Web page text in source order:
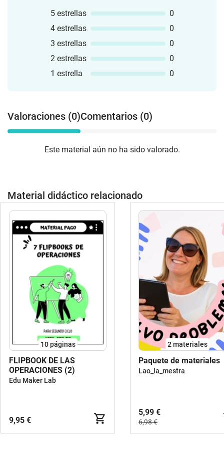
5 estrellas
0
4 estrellas
0
3 estrellas
0
2 estrellas
0
1 estrella
0
Valoraciones (0)Comentarios (0)
Este material aún no ha sido valorado.
Material didáctico relacionado
10páginas
FLIPBOOK DE LAS
OPERACIONES (2)
Edu Maker Lab
9,95 €
2 materiales
Paquete de materiales
Lao_la_mestra
5,99 €
6,98 €